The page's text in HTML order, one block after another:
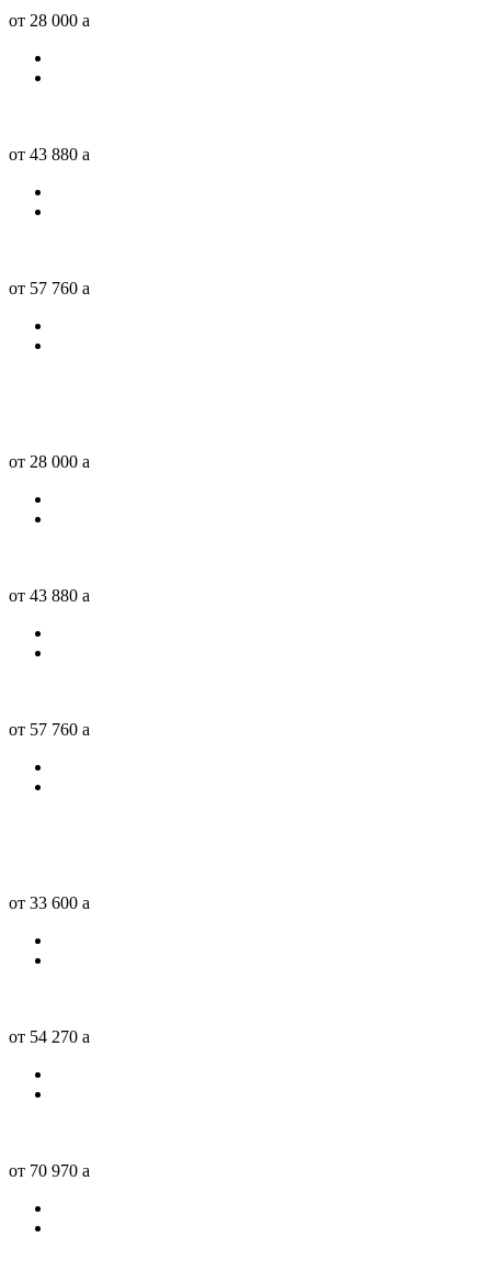
от 28 000 a
от 43 880 a
от 57 760 a
от 28 000 a
от 43 880 a
от 57 760 a
от 33 600 a
от 54 270 a
от 70 970 a